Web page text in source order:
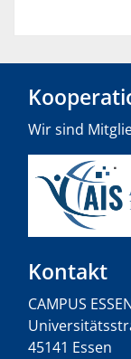
Wir sind
Kontakt
CAMPUS
45141 Essen